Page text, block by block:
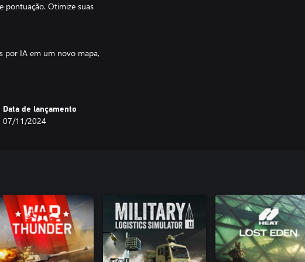
pontuação. Otimize suas
por IA em um novo mapa,
sem ser detectada.
pelo nosso Império
táticas e estratégicas,
explora a Federação e
local será crucial para
Data de lançamento
07/11/2024